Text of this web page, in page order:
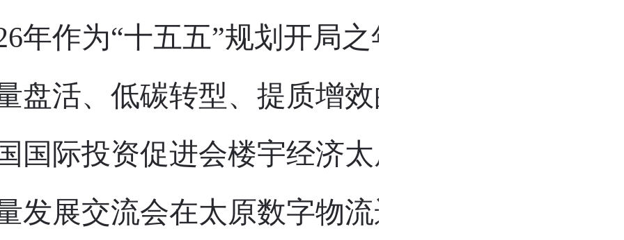
年作为“十五五”规划开局之年，全国楼宇经济
盘活、低碳转型、提质增效的关键周期。6月
国际投资促进会楼宇经济太原行暨2026楼宇经
发展交流会在太原数字物流运营中心盛大启幕